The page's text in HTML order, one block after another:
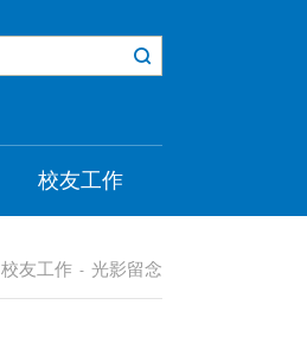
校友工作
校友工作 - 光影留念